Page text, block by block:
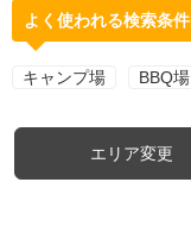
よく使われる検索条件
キャンプ場 BBQ場
エリア変更